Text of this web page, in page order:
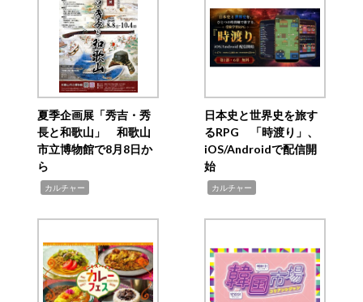
夏季企画展「秀吉・秀
長と和歌山」 和歌山
市立博物館で8月8日か
ら
カルチャー
日本史と世界史を旅す
るRPG 「時渡り」、
iOS/Androidで配信開
始
カルチャー